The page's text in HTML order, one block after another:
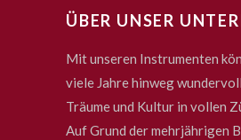
ÜBER UNSER
Mit unseren Instrumenten
viele Jahre hinweg
Träume und Kultur in vollen
Auf Grund der mehrjährigen